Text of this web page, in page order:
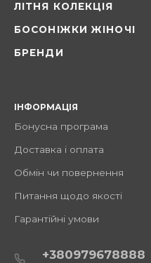
ЛІТНЯ КОЛЕКЦІЯ
БОСОНІЖКИ ЖІНОЧІ
БРЕНДИ
ІНФОРМАЦІЯ
Бонусна програма
Доставка і оплата
Обмін чи повернення
Питання щодо якості
Гарантійні умови
+380979678888